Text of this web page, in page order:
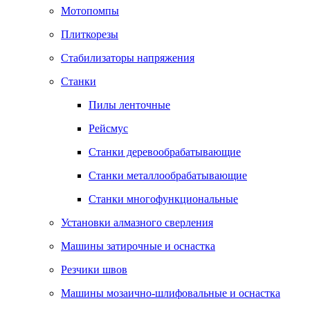
Мотопомпы
Плиткорезы
Стабилизаторы напряжения
Станки
Пилы ленточные
Рейсмус
Станки деревообрабатывающие
Станки металлообрабатывающие
Станки многофункциональные
Установки алмазного сверления
Машины затирочные и оснастка
Резчики швов
Машины мозаично-шлифовальные и оснастка